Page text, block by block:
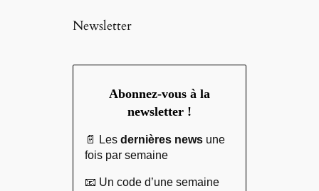
Newsletter
Abonnez-vous à la
newsletter !
📄 Lesdernières news une
fois par semaine
📧 Un code d’une semaine